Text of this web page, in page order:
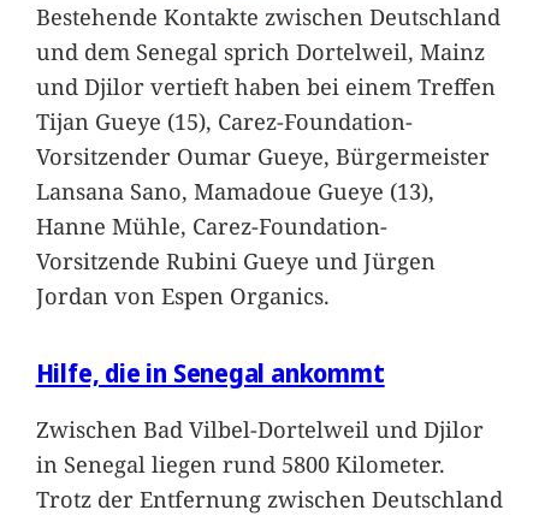
Bestehende Kontakte zwischen Deutschland
und dem Senegal sprich Dortelweil, Mainz
und Djilor vertieft haben bei einem Treffen
Tijan Gueye (15), Carez-Foundation-
Vorsitzender Oumar Gueye, Bürgermeister
Lansana Sano, Mamadoue Gueye (13),
Hanne Mühle, Carez-Foundation-
Vorsitzende Rubini Gueye und Jürgen
Jordan von Espen Organics.
Hilfe, die in Senegal ankommt
Zwischen Bad Vilbel-Dortelweil und Djilor
in Senegal liegen rund 5800 Kilometer.
Trotz der Entfernung zwischen Deutschland